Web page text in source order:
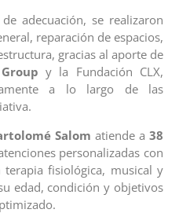
adecuación, se realizaron
reparación de espacios,
gracias al aporte de
y la Fundación CLX,
a lo largo de las
Salom atiende a 38
personalizadas con
fisiológica, musical y
edad, condición y objetivos